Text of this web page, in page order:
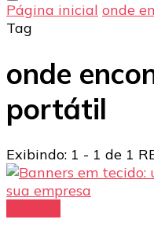
Página inicial onde
Tag
onde
portátil
Exibindo: 1 - 1 de 1